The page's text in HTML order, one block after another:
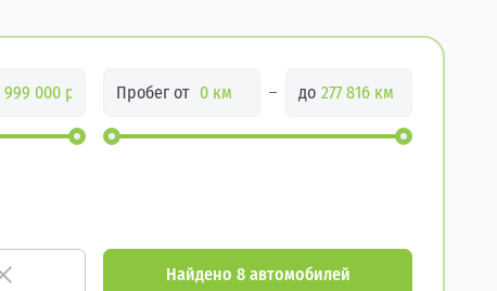
Пробег от до
Найдено 8 автомобилей